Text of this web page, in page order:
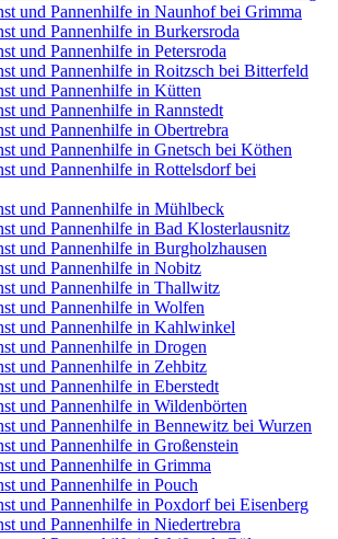
und Pannenhilfe in Naunhof bei Grimma
und Pannenhilfe in Burkersroda
und Pannenhilfe in Petersroda
und Pannenhilfe in Roitzsch bei Bitterfeld
und Pannenhilfe in Kütten
und Pannenhilfe in Rannstedt
und Pannenhilfe in Obertrebra
und Pannenhilfe in Gnetsch bei Köthen
und Pannenhilfe in Rottelsdorf bei
und Pannenhilfe in Mühlbeck
und Pannenhilfe in Bad Klosterlausnitz
und Pannenhilfe in Burgholzhausen
und Pannenhilfe in Nobitz
und Pannenhilfe in Thallwitz
und Pannenhilfe in Wolfen
und Pannenhilfe in Kahlwinkel
und Pannenhilfe in Drogen
und Pannenhilfe in Zehbitz
und Pannenhilfe in Eberstedt
und Pannenhilfe in Wildenbörten
und Pannenhilfe in Bennewitz bei Wurzen
und Pannenhilfe in Großenstein
und Pannenhilfe in Grimma
und Pannenhilfe in Pouch
und Pannenhilfe in Poxdorf bei Eisenberg
und Pannenhilfe in Niedertrebra